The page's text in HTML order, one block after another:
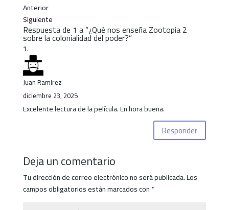
Anterior
Siguiente
Respuesta de 1 a “¿Qué nos enseña Zootopia 2
sobre la colonialidad del poder?”
Juan Ramirez
diciembre 23, 2025
Excelente lectura de la película. En hora buena.
Responder
Deja un comentario
Tu dirección de correo electrónico no será publicada.Los
campos obligatorios están marcados con*